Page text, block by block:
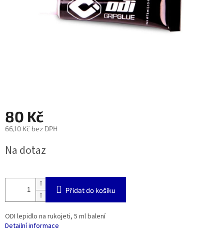
80 Kč
66,10 Kč bez DPH
cena:
Na dotaz
Přidat do košíku
ODI lepidlo na rukojeti, 5 ml balení
Detailní informace